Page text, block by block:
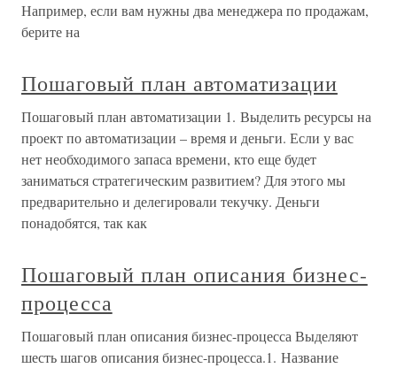
Например, если вам нужны два менеджера по продажам,
берите на
Пошаговый план автоматизации
Пошаговый план автоматизации 1. Выделить ресурсы на
проект по автоматизации – время и деньги. Если у вас
нет необходимого запаса времени, кто еще будет
заниматься стратегическим развитием? Для этого мы
предварительно и делегировали текучку. Деньги
понадобятся, так как
Пошаговый план описания бизнес-
процесса
Пошаговый план описания бизнес-процесса Выделяют
шесть шагов описания бизнес-процесса.1. Название